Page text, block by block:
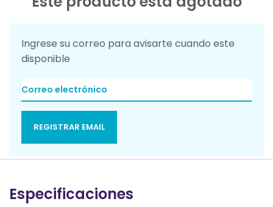
Ingrese su correo para avisarte cuando este
disponible
REGISTRAR EMAIL
Especificaciones